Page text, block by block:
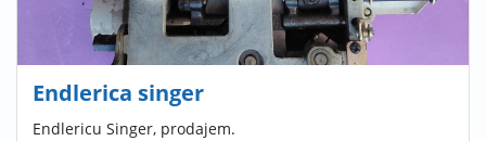
Endlerica singer
Endlericu Singer, prodajem.